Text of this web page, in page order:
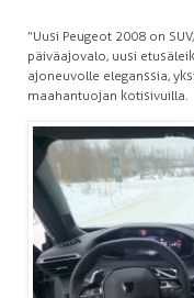
”Uusi Peugeot 2008 on
päiväajovalo, uusi
ajoneuvolle eleganssia,
maahantuojan kotisivuilla.